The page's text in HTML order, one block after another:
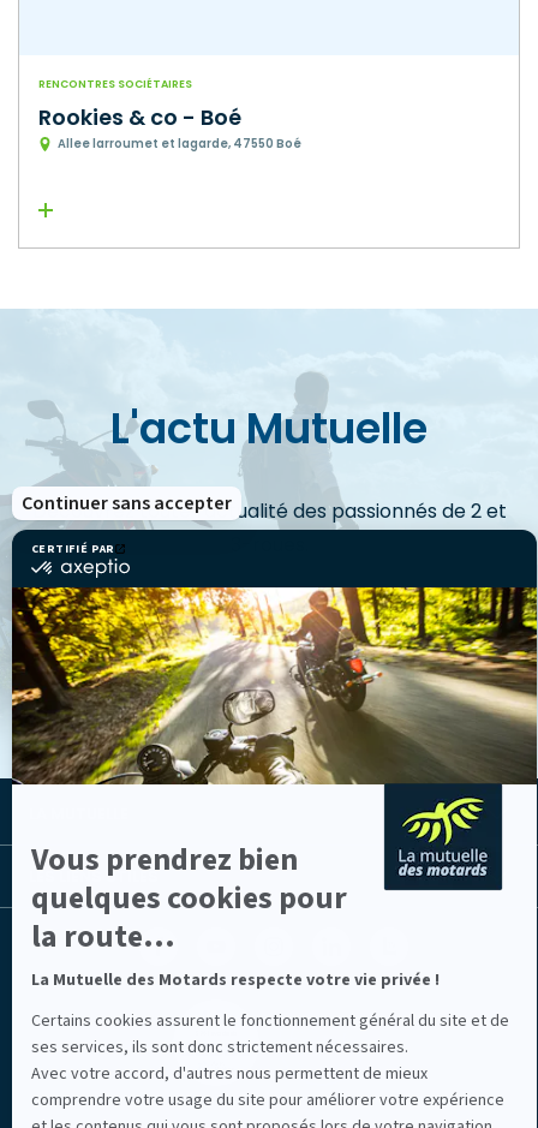
CERTIFIÉ PAR
certifié
Axeptio
-
En
savoir
plus
sur
Axeptio
Vous prendrez bien
quelques cookies pour
la route...
La Mutuelle des Motards respecte votre vie privée !
Certains cookies assurent le fonctionnement général du site et de
ses services, ils sont donc strictement nécessaires.
Avec votre accord, d'autres nous permettent de mieux
comprendre votre usage du site pour améliorer votre expérience
Continuer sans accepter
RENCONTRES SOCIÉTAIRES
Rookies & co - Boé
Allee larroumet et lagarde, 47550 Boé
Lire la suite
L'actu Mutuelle
Découvrez toute l'actualité des passionnés de 2 et
VOIR LES ACTUS
LES LIENS UTILES
fenêtre)fenêtre)fenêtre)fenêtre)(nouvelle